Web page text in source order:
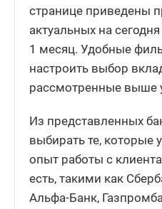
странице приведены
актуальных на
1 месяц. Удобные
настроить выбор
рассмотренные выше
Из представленных
выбирать те,
опыт работы с
есть, такими как
Альфа-Банк,